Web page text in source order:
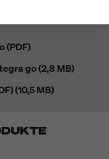
(PDF)
go (2,8 MB)
(10,5 MB)